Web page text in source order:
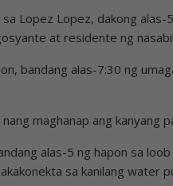
Lopez Lopez, dakong alas-
at residente ng
bandang alas-7:30 ng
maghanap ang kanyang
alas-5 ng hapon sa
sa kanilang water